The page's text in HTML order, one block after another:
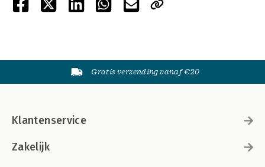
Gratis verzending vanaf €20
Klantenservice
Zakelijk